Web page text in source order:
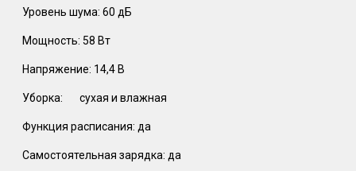
Уровень шума: 60 дБ
Мощность: 58 Вт
Напряжение: 14,4 В
Уборка: сухая и влажная
Функция расписания: да
Самостоятельная зарядка: да